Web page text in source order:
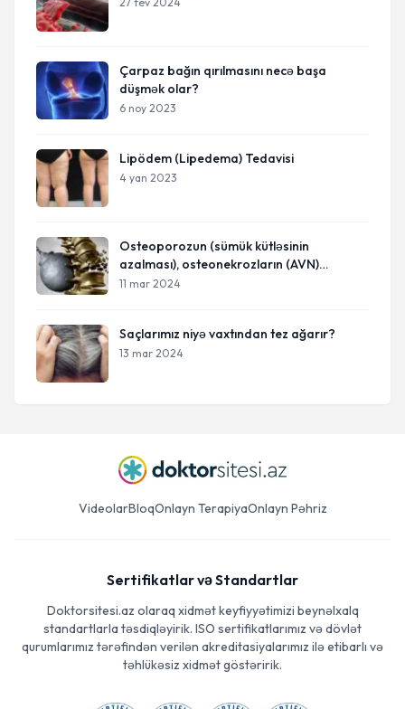
Çarpaz bağın qırılmasını necə başa
düşmək olar?
6 noy 2023
Lipödem (Lipedema) Tedavisi
4 yan 2023
Osteoporozun (sümük kütləsinin
azalması), osteonekrozların (AVN)
diaqnostika və müalicəsi
11 mar 2024
Saçlarımız niyə vaxtından tez ağarır?
13 mar 2024
VideolarBloqOnlayn TerapiyaOnlayn Pəhriz
Sertifikatlar və Standartlar
Doktorsitesi.az olaraq xidmət keyfiyyətimizi beynəlxalq
standartlarla təsdiqləyirik. ISO sertifikatlarımız və dövlət
qurumlarımız tərəfindən verilən akreditasiyalarımız ilə etibarlı və
təhlükəsiz xidmət göstəririk.